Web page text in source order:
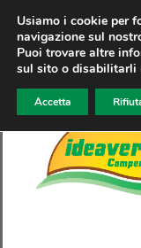
Usiamo i cookie per
navigazione sul
Puoi trovare altre
sul sito o disabilitarli
Accetta